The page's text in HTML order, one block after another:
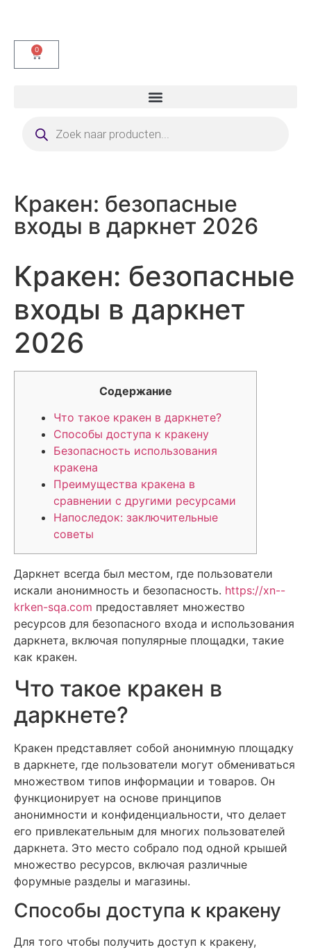
0
Кракен: безопасные
входы в даркнет 2026
Кракен: безопасные
входы в даркнет
2026
Содержание
Что такое кракен в даркнете?
Способы доступа к кракену
Безопасность использования
кракена
Преимущества кракена в
сравнении с другими ресурсами
Напоследок: заключительные
советы
Даркнет всегда был местом, где пользователи
искали анонимность и безопасность. https://xn--
krken-sqa.com предоставляет множество
ресурсов для безопасного входа и использования
даркнета, включая популярные площадки, такие
как кракен.
Что такое кракен в
даркнете?
Кракен представляет собой анонимную площадку
в даркнете, где пользователи могут обмениваться
множеством типов информации и товаров. Он
функционирует на основе принципов
анонимности и конфиденциальности, что делает
его привлекательным для многих пользователей
даркнета. Это место собрало под одной крышей
множество ресурсов, включая различные
форумные разделы и магазины.
Способы доступа к кракену
Для того чтобы получить доступ к кракену,